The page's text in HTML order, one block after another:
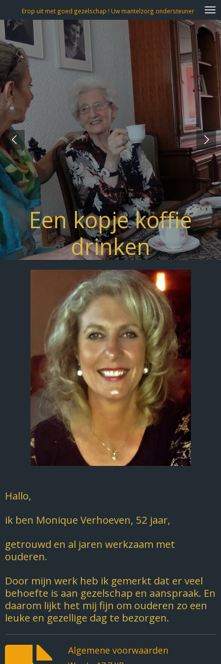
direct
naar
de
hoofdinhoud
Erop uit met goed gezelschap ! Uw mantelzorg ondersteuner
Een kopje koffie
drinken
Hallo,
ik ben Monique Verhoeven, 52 jaar,
getrouwd en al jaren werkzaam met
ouderen.
Door mijn werk heb ik gemerkt dat er veel
behoefte is aan gezelschap en aanspraak. En
daarom lijkt het mij fijn om ouderen zo een
leuke en gezellige dag te bezorgen.
Algemene voorwaarden